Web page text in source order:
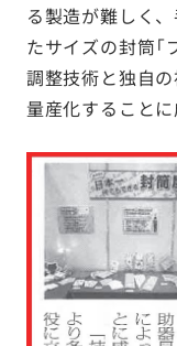
る製造が難しく
たサイズの封筒「
調整技術と独自
量産化することに